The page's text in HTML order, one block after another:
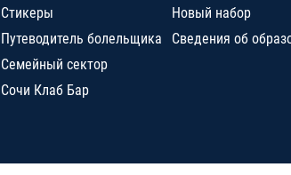
Стикеры
Путеводитель болельщика
Семейный сектор
Сочи Клаб Бар
Новый набор
Сведения об